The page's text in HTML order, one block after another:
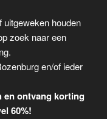
houden
zoek naar een
en/of ieder
en ontvang korting
60%!